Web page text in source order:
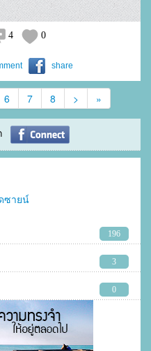
4 0
share
6 7 8 > »
ซายน์
196
3
0